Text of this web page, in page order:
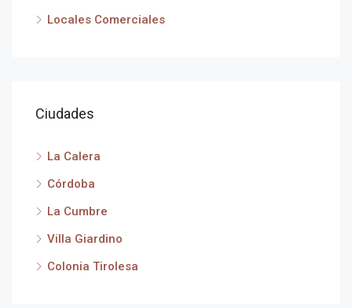
Locales Comerciales
Ciudades
La Calera
Córdoba
La Cumbre
Villa Giardino
Colonia Tirolesa